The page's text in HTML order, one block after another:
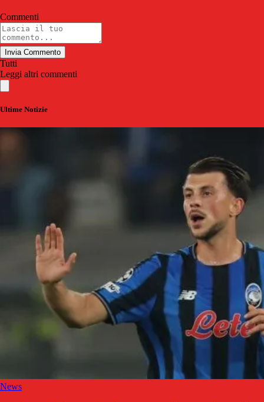
Commenti
Invia Commento
Tutti
Leggi altri commenti
Ultime Notizie
News